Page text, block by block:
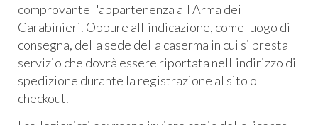
comprovante l'appartenenza all'Arma dei
Carabinieri. Oppure all'indicazione, come luogo di
consegna, della sede della caserma in cui si presta
servizio che dovrà essere riportata nell'indirizzo di
spedizione durante la registrazione al sito o
checkout.